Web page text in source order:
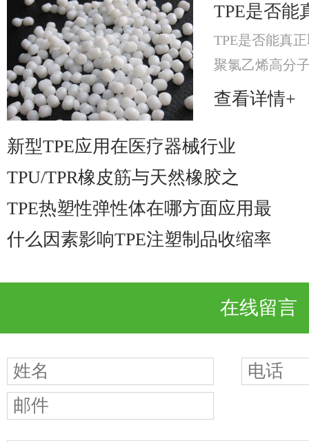
TPE是否能
TPE是否能真
聚氯乙烯高分
分，提升材料
查看详情+
新型TPE应用在医疗器械行业
TPU/TPR橡皮筋与天然橡胶之
TPE热塑性弹性体在哪方面应用最
什么因素影响TPE注塑制品收缩率
在线留言